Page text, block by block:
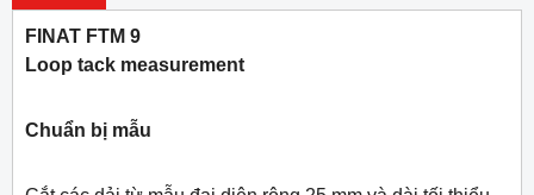
FINAT FTM 9
Loop tack measurement
Chuẩn bị mẫu